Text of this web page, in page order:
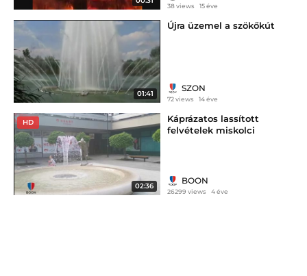
38 views 15 éve
01:41
Újra üzemel a szökőkút
SZON
72 views 14 éve
HD
02:36
Káprázatos lassított
felvételek miskolci
BOON
26299 views 4 éve